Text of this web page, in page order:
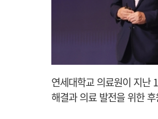
연세대학교 의료원이 지난
해결과 의료 발전을 위한